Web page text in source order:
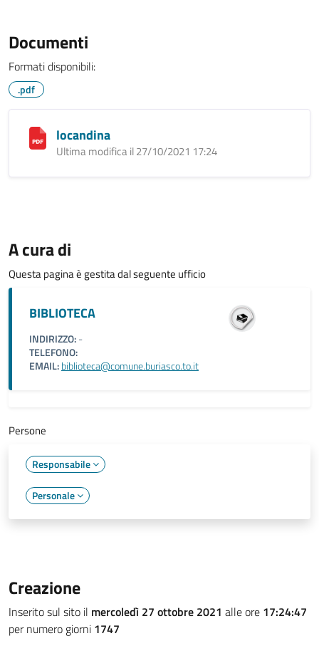
Documenti
Formati disponibili:
.pdf
locandina
Ultima modifica il 27/10/2021 17:24
A cura di
Questa pagina è gestita dal seguente ufficio
BIBLIOTECA
INDIRIZZO:-
TELEFONO:
EMAIL:biblioteca@comune.buriasco.to.it
Persone
Responsabile
Personale
Creazione
Inserito sul sito il mercoledì 27 ottobre 2021 alle ore 17:24:47
per numero giorni 1747